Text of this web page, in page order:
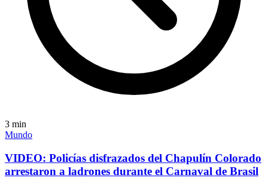
3 min
Mundo
VIDEO: Policías disfrazados del Chapulín Colorado
arrestaron a ladrones durante el Carnaval de Brasil